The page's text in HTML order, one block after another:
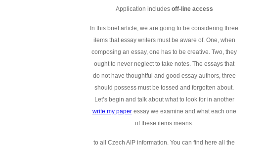
Application includes off-line access
In this brief article, we are going to be considering three
items that essay writers must be aware of. One, when
composing an essay, one has to be creative. Two, they
ought to never neglect to take notes. The essays that
do not have thoughtful and good essay authors, three
should possess must be tossed and forgotten about.
Let’s begin and talk about what to look for in another
write my paperessay we examine and what each one
of these items means.
to all Czech AIP information. You can find here all the